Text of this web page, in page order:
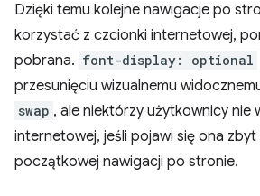
Dzięki temu kolejne nawigacje po
korzystać z czcionki internetowej,
pobrana. font-display: optional
przesunięciu wizualnemu
swap , ale niektórzy użytkownicy nie
internetowej, jeśli pojawi się ona
początkowej nawigacji po stronie.